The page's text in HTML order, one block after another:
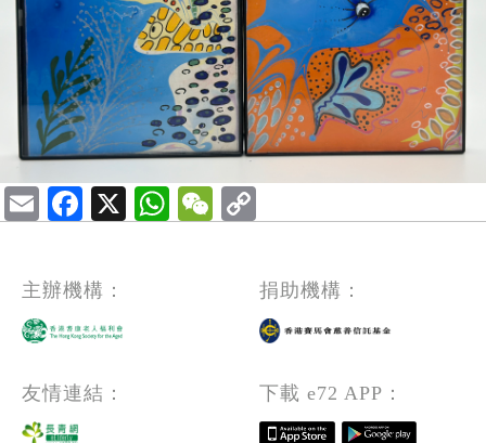
EmailFacebook
X WhatsApp
WeChat
主辦機構： 捐助機構：
友情連結： 下載 e72 APP：